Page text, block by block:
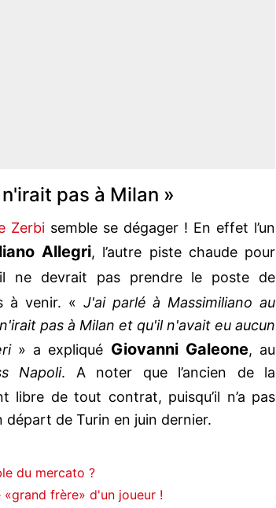
pas à Milan »
Zerbi semble se dégager ! En effet l’un
Allegri, l’autre piste chaude pour
ne devrait pas prendre le poste de
à venir. « J'ai parlé à Massimiliano au
pas à Milan et qu'il n'avait eu aucun
» a expliqué Giovanni Galeone, au
Napoli. A noter que l’ancien de la
libre de tout contrat, puisqu’il n’a pas
de Turin en juin dernier.
du mercato ?
«grand frère» d'un joueur !